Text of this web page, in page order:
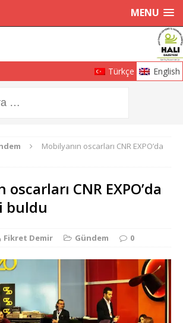
MENU
Türkçe English
Mobilyanın oscarları CNR EXPO’da
CNR EXPO’da
buldu
Fikret Demir Gündem 0